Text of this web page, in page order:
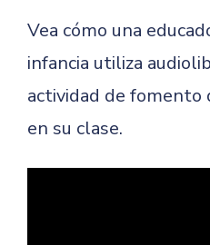
Vea cómo una
infancia utiliza
actividad de fomento
en su clase.